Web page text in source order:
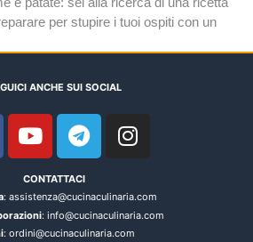
per stupire i tuoi ospiti con un
ANCHE SUI SOCIAL
CONTATTACI
: assistenza@cucinaculinaria.com
: info@cucinaculinaria.com
: ordini@cucinaculinaria.com